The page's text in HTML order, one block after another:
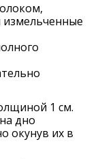
1 см.
дно
окунув их в